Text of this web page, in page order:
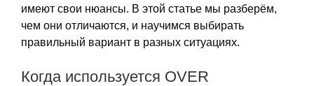
имеют свои нюансы. В этой статье мы разберём,
чем они отличаются, и научимся выбирать
правильный вариант в разных ситуациях.
Когда используется OVER